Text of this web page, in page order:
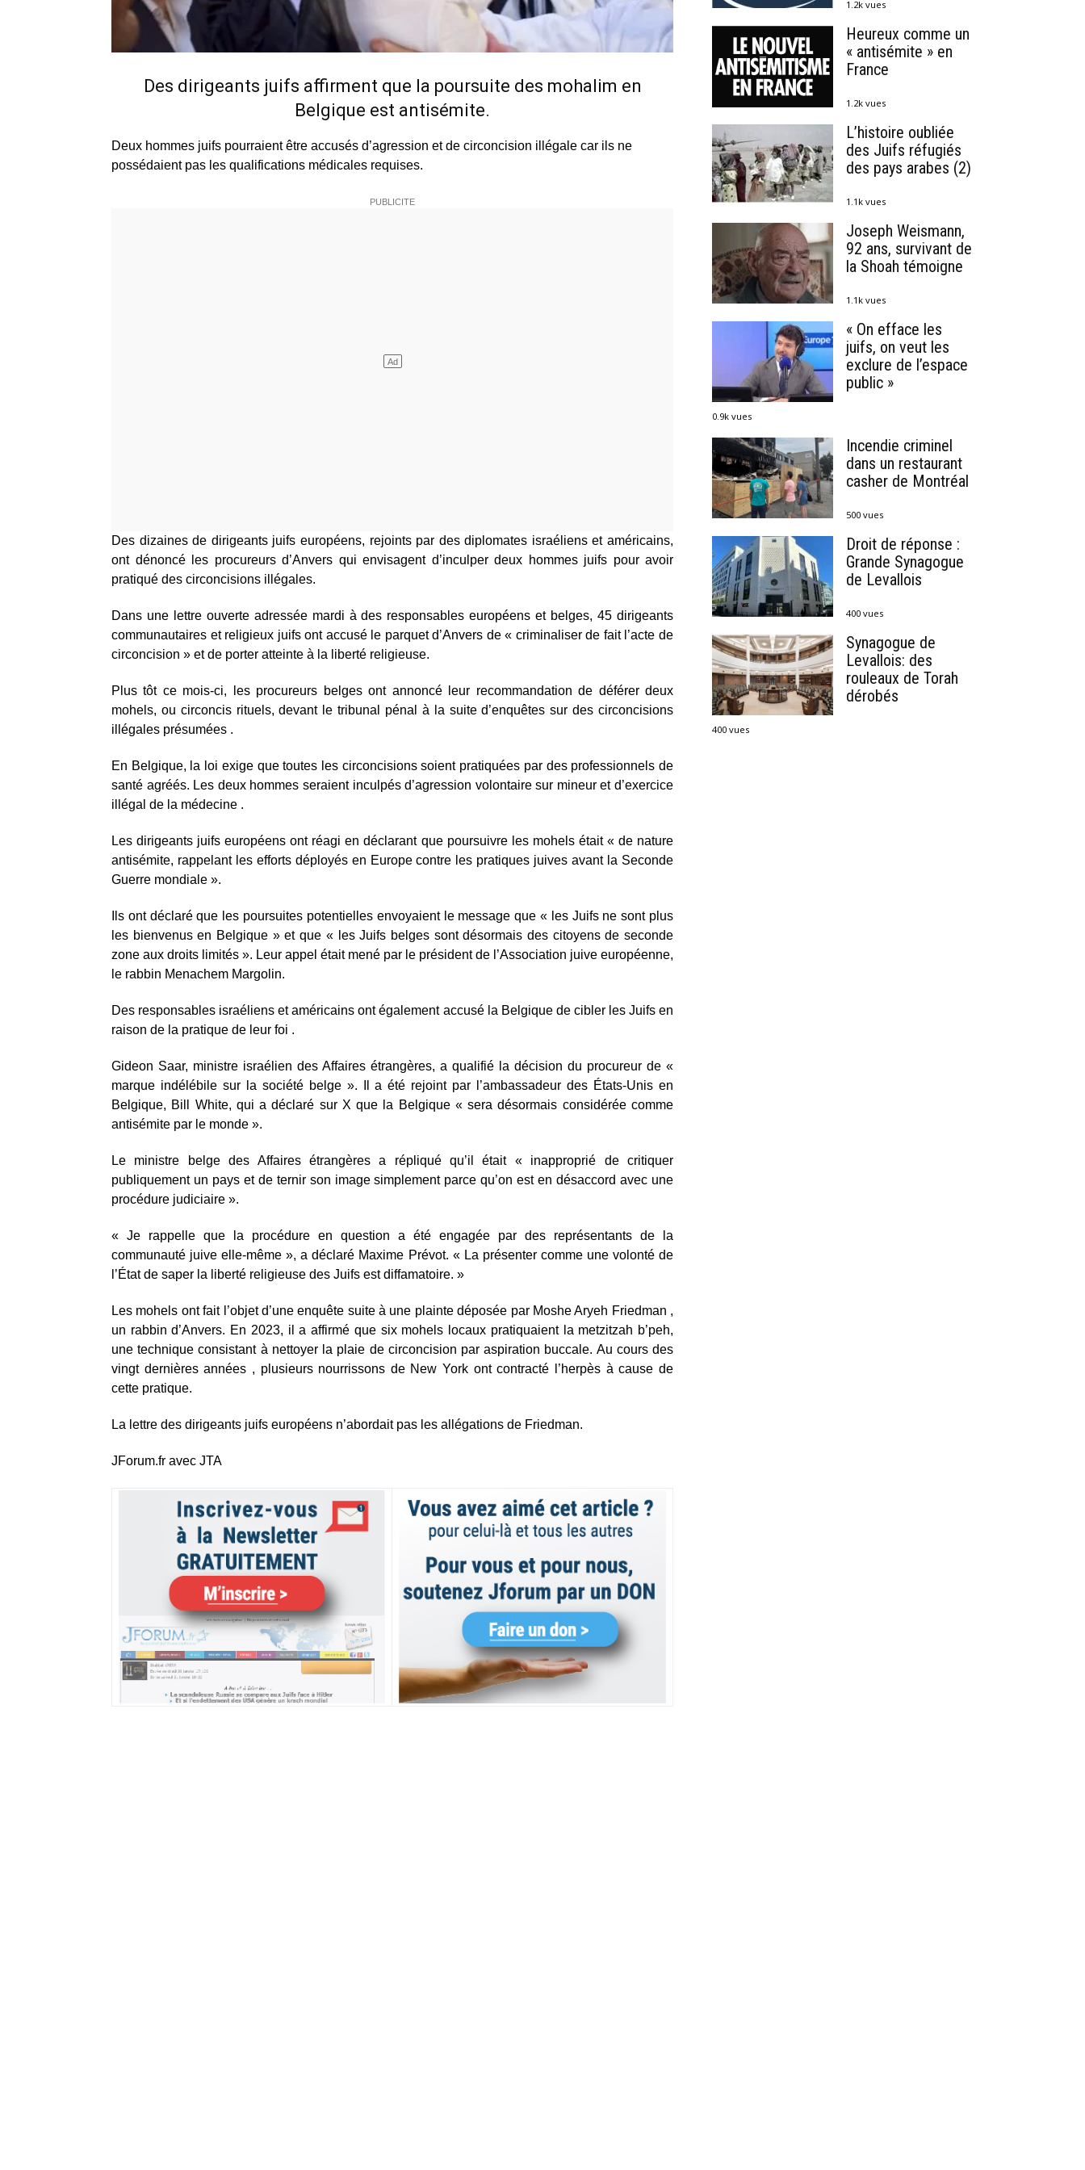
Des dirigeants juifs affirment que la poursuite des mohalim en
Belgique est antisémite.
Deux hommes juifs pourraient être accusés d’agression et de circoncision illégale car ils ne
possédaient pas les qualifications médicales requises.
Des dizaines de dirigeants juifs européens, rejoints par des diplomates israéliens et américains,
ont dénoncé les procureurs d’Anvers qui envisagent d’inculper deux hommes juifs pour avoir
pratiqué des circoncisions illégales.
Dans une lettre ouverte adressée mardi à des responsables européens et belges, 45 dirigeants
communautaires et religieux juifs ont accusé le parquet d’Anvers de « criminaliser de fait l’acte de
circoncision » et de porter atteinte à la liberté religieuse.
Plus tôt ce mois-ci, les procureurs belges ont annoncé leur recommandation de déférer deux
mohels, ou circoncis rituels, devant le tribunal pénal à la suite d’enquêtes sur des circoncisions
illégales présumées .
En Belgique, la loi exige que toutes les circoncisions soient pratiquées par des professionnels de
santé agréés. Les deux hommes seraient inculpés d’agression volontaire sur mineur et d’exercice
illégal de la médecine .
Les dirigeants juifs européens ont réagi en déclarant que poursuivre les mohels était « de nature
antisémite, rappelant les efforts déployés en Europe contre les pratiques juives avant la Seconde
Guerre mondiale ».
Ils ont déclaré que les poursuites potentielles envoyaient le message que « les Juifs ne sont plus
les bienvenus en Belgique » et que « les Juifs belges sont désormais des citoyens de seconde
zone aux droits limités ». Leur appel était mené par le président de l’Association juive européenne,
le rabbin Menachem Margolin.
Des responsables israéliens et américains ont également accusé la Belgique de cibler les Juifs en
raison de la pratique de leur foi .
Gideon Saar, ministre israélien des Affaires étrangères, a qualifié la décision du procureur de «
marque indélébile sur la société belge ». Il a été rejoint par l’ambassadeur des États-Unis en
Belgique, Bill White, qui a déclaré sur X que la Belgique « sera désormais considérée comme
antisémite par le monde ».
Le ministre belge des Affaires étrangères a répliqué qu’il était « inapproprié de critiquer
publiquement un pays et de ternir son image simplement parce qu’on est en désaccord avec une
procédure judiciaire ».
« Je rappelle que la procédure en question a été engagée par des représentants de la
communauté juive elle-même », a déclaré Maxime Prévot. « La présenter comme une volonté de
l’État de saper la liberté religieuse des Juifs est diffamatoire. »
Les mohels ont fait l’objet d’une enquête suite à une plainte déposée par Moshe Aryeh Friedman ,
un rabbin d’Anvers. En 2023, il a affirmé que six mohels locaux pratiquaient la metzitzah b’peh,
une technique consistant à nettoyer la plaie de circoncision par aspiration buccale. Au cours des
vingt dernières années , plusieurs nourrissons de New York ont ​​contracté l’herpès à cause de
cette pratique.
La lettre des dirigeants juifs européens n’abordait pas les allégations de Friedman.
JForum.fr avec JTA
1.2k vues
Heureux comme un
« antisémite » en
France
1.2k vues
L’histoire oubliée
des Juifs réfugiés
des pays arabes (2)
1.1k vues
Joseph Weismann,
92 ans, survivant de
la Shoah témoigne
1.1k vues
« On efface les
juifs, on veut les
exclure de l’espace
public »
0.9k vues
Incendie criminel
dans un restaurant
casher de Montréal
500 vues
Droit de réponse :
Grande Synagogue
de Levallois
400 vues
Synagogue de
Levallois: des
rouleaux de Torah
dérobés
400 vues